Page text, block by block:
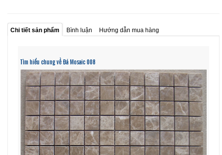
Chi tiết sản phẩm Bình luận Hướng dẫn mua hàng
Tìm hiểu chung về Đá Mosaic 008